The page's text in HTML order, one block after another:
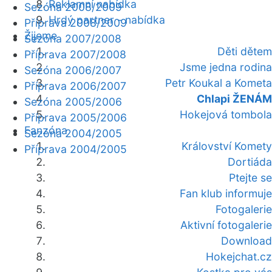
Reklamní nabídka
Hrdý partner - nabídka
Žijeme
Děti dětem
Jsme jedna rodina
Petr Koukal a Kometa
Chlapi ŽENÁM
Hokejová tombola
Fanzóna
Království Komety
Dortiáda
Ptejte se
Fan klub informuje
Fotogalerie
Aktivní fotogalerie
Download
Hokejchat.cz
Sezóna 2008/2009
Příprava 2008/2009
Sezóna 2007/2008
Příprava 2007/2008
Sezóna 2006/2007
Příprava 2006/2007
Sezóna 2005/2006
Příprava 2005/2006
Sezóna 2004/2005
Příprava 2004/2005